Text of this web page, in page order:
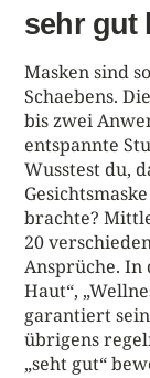
sehr gut
Masken sind
Schaebens.
bis zwei
entspannte
Wusstest du,
brachte?
20
Ansprüche. In
Haut“,
garantiert
übrigens
„seht gut“